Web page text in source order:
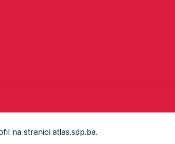
na stranici atlas.sdp.ba.